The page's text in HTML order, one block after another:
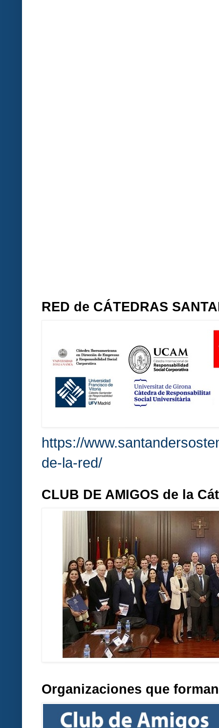
RED de CÁTEDRAS
https://
de-la-red/
CLUB DE AMIGOS de la
Organizaciones que